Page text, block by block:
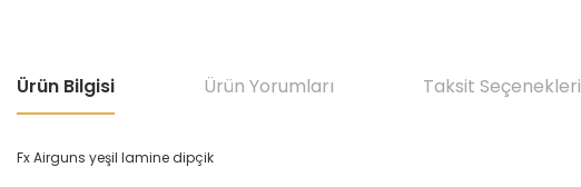
Ürün Bilgisi Ürün Yorumları Taksit Seçenekleri
Fx Airguns yeşil lamine dipçik